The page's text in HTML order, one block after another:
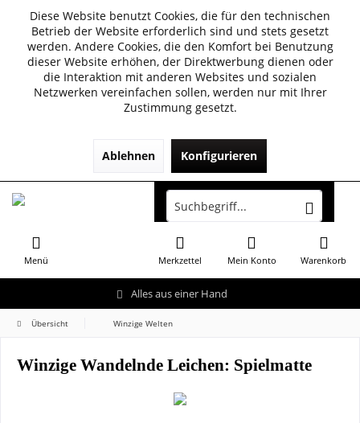
Diese Website benutzt Cookies, die für den technischen
Betrieb der Website erforderlich sind und stets gesetzt
werden. Andere Cookies, die den Komfort bei Benutzung
dieser Website erhöhen, der Direktwerbung dienen oder
die Interaktion mit anderen Websites und sozialen
Netzwerken vereinfachen sollen, werden nur mit Ihrer
Zustimmung gesetzt.
Ablehnen Konfigurieren
Alles aus einer Hand
Menü Warenkorb
Merkzettel Mein Konto
Übersicht Winzige Welten
Winzige Wandelnde Leichen: Spielmatte